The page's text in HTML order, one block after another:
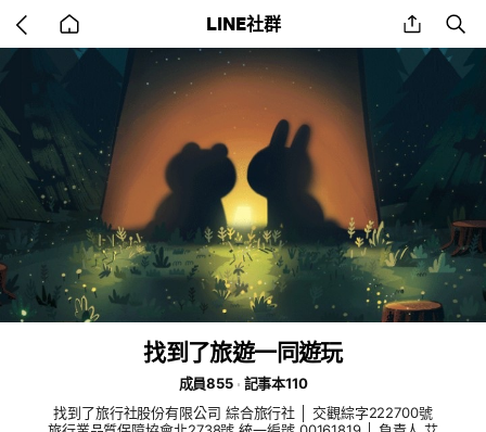
back
to
LINE社群 share
找到了旅遊一同遊玩
成員855
記事本110
找到了旅行社股份有限公司 綜合旅行社 │ 交觀綜字222700號